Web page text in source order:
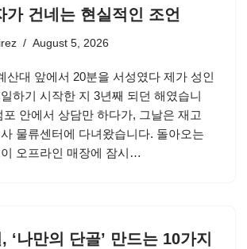
가 건네는 현실적인 조언
August 5, 2026
산대 앞에서 20분을 서성였다 제가 성인
하기 시작한 지 3년째 되던 해였습니
포 안에서 상담만 하다가, 그날은 재고
물류센터에 다녀왔습니다. 돌아오는
오프라인 매장에 잠시…
‘나만의 단골’ 만드는 10가지